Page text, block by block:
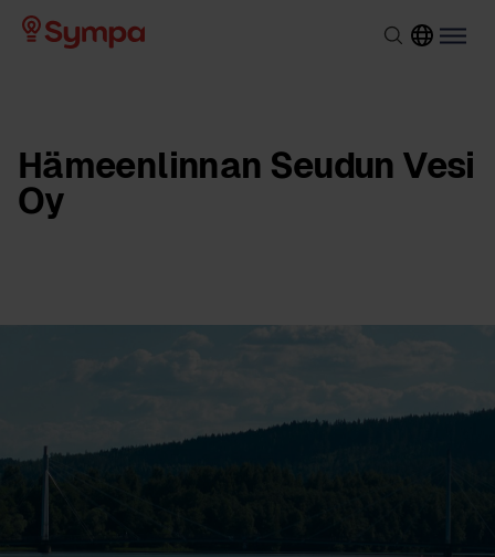
Hämeenlinnan Seudun Vesi
Oy